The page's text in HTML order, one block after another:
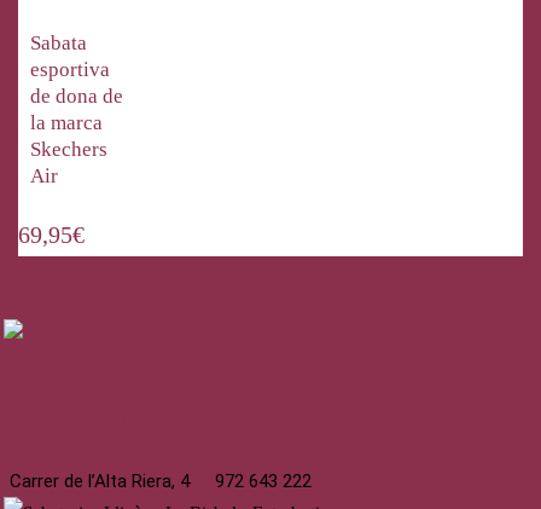
Sabata
esportiva
de dona de
la marca
Skechers
Air
69,95€
Carrer de l’Alta Riera, 4 972 643 222